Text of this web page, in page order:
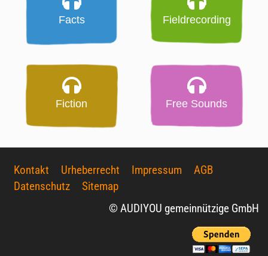
Facts Fieldrecording
Fiction Free Sounds
Kontakt Urheberrecht Impressum
AGB
Datenschutz
Sitemap
© AUDIYOU gemeinnützige GmbH